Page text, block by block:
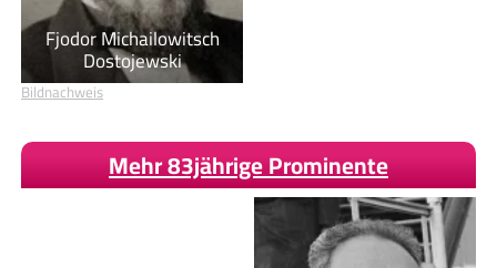
Fjodor Michailowitsch
Dostojewski
Bildnachweis
Mehr 83jährige Prominente